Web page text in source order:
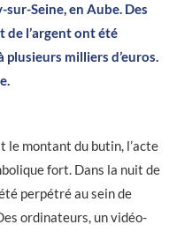
Seine, en Aube. Des
l’argent ont été
milliers d’euros.
le montant du butin, l’acte
fort. Dans la nuit de
perpétré au sein de
ordinateurs, un vidéo-